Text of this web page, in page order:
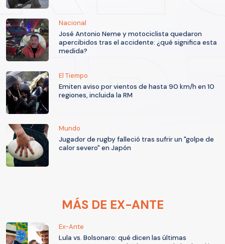
Nacional
José Antonio Neme y motociclista quedaron
apercibidos tras el accidente: ¿qué significa esta
medida?
El Tiempo
Emiten aviso por vientos de hasta 90 km/h en 10
regiones, incluida la RM
Mundo
Jugador de rugby falleció tras sufrir un "golpe de
calor severo" en Japón
MÁS DE EX-ANTE
Ex-Ante
Lula vs. Bolsonaro: qué dicen las últimas